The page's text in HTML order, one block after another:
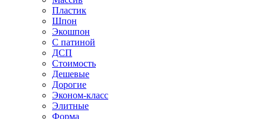
Пластик
Шпон
Экошпон
С патиной
ДСП
Стоимость
Дешевые
Дорогие
Эконом-класс
Элитные
Форма